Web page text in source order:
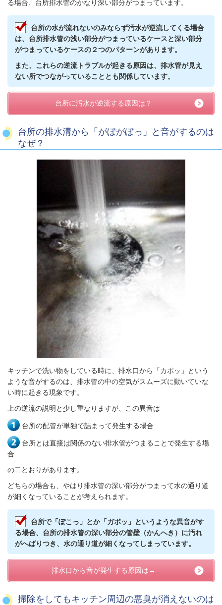
る場合、台所排水管のかなり深い部分がつまっています。
台所の水が流れないのみならず汚水が逆流してくる場合
は、台所排水管の浅い部分がつまっているケースと深い部分
がつまっているケースの２つのパターンがあります。
また、これらの逆流トラブルが起きる原因は、排水管が見え
ない所でつながっていることとも関係しています。
台所に汚水が逆流する原因は？
台所の排水溝から「がぼがぼっ」と音がするのは
なぜ？
キッチンで洗い物をしている時に、排水口から「カポッ」という
ような音がするのは、排水管の中の空気がスムーズに動いていな
い時に起きる現象です。
上の逆流の説明と少し重なりますが、この異音は
台所の配管が単独で詰まって発生する場合
台所とは直接は関係のない排水管がつまることで発生する場
合
の二とおりがあります。
どちらの場合も、やはり排水管の深い部分がつまって水の通り道
が細くなっていることが考えられます。
台所で「ぽこっ」とか「ガボッ」というような異音がす
る場合、台所の排水管の深い部分の管壁（かんへき）に汚れ
がへばりつき、水の通り道が細くなってしまっています。
排水口から音が発生する原因は→
掃除をしてもキッチン周辺の悪臭が消えないのは